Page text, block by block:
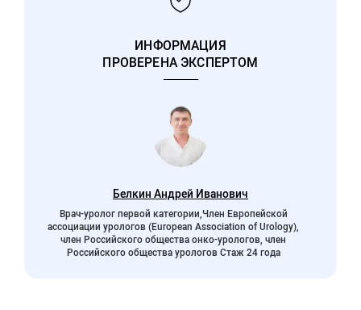
ИНФОРМАЦИЯ
ПРОВЕРЕНА ЭКСПЕРТОМ
Белкин Андрей Иванович
Врач-уролог первой категории,Член Европейской
ассоциации урологов (European Association of Urology),
член Российского общества онко-урологов, член
Российского общества урологов Стаж 24 года